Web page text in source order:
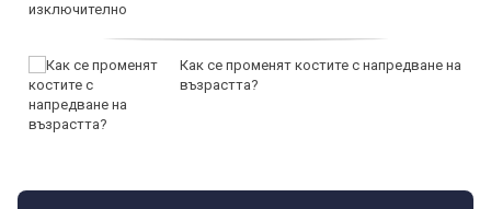
Как се променят костите с напредване на
възрастта?